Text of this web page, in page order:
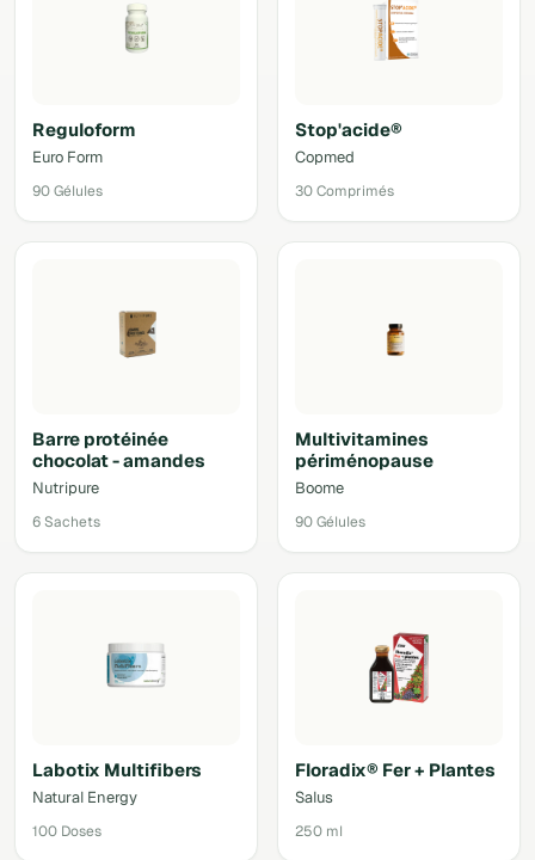
Reguloform
Euro Form
90 Gélules
Stop'acide®
Copmed
30 Comprimés
Barre protéinée
chocolat - amandes
Nutripure
6 Sachets
Multivitamines
périménopause
Boome
90 Gélules
Labotix Multifibers
Natural Energy
100 Doses
Floradix® Fer + Plantes
Salus
250 ml